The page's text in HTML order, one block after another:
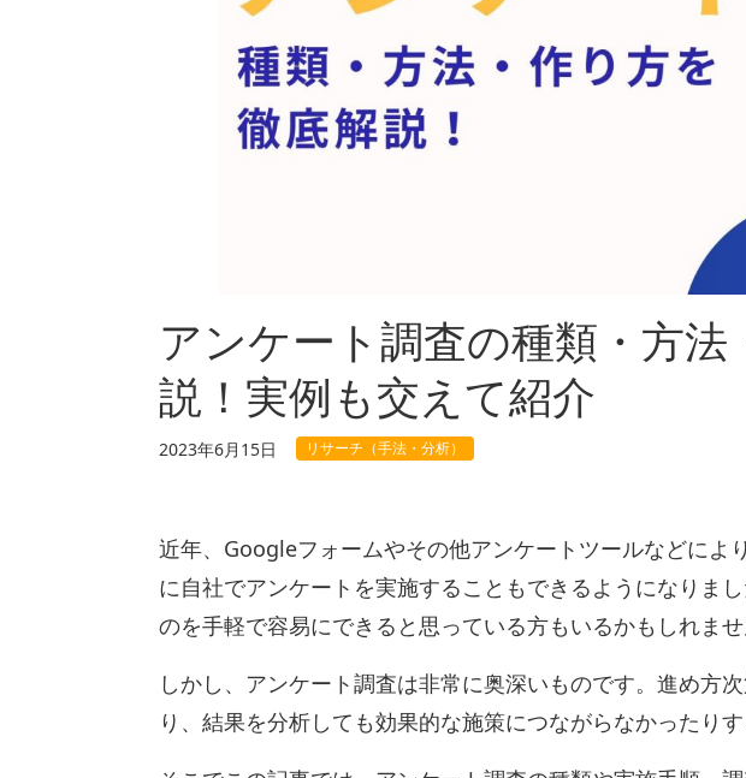
アンケート調査の種類・方
説！実例も交えて紹介
2023年6月15日 リサーチ（手法・分析）
近年、Googleフォームやその他アンケートツールなどによ
に自社でアンケートを実施することもできるようになりま
のを手軽で容易にできると思っている方もいるかもしれませ
しかし、アンケート調査は非常に奥深いものです。進め方
り、結果を分析しても効果的な施策につながらなかったりす